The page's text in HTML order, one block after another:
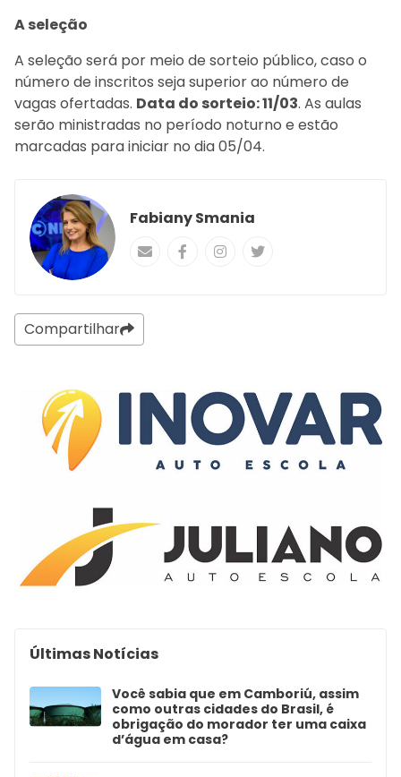
A seleção
A seleção será por meio de sorteio público, caso o
número de inscritos seja superior ao número de
vagas ofertadas. Data do sorteio: 11/03. As aulas
serão ministradas no período noturno e estão
marcadas para iniciar no dia 05/04.
Fabiany Smania
Compartilhar
Últimas Notícias
Você sabia que em Camboriú, assim
como outras cidades do Brasil, é
obrigação do morador ter uma caixa
d’água em casa?